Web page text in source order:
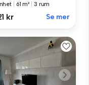
61 m² 3 rum
kr Se mer